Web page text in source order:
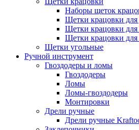
Наборы щеток
Щетки крацовки для
Щетки крацовки для
Щетки крацовки
Щетки угольные
Ручной инструмент
Гвоздодеры и ломы
Гвоздодеры
Ломы
Ломы-гвоздодеры
Монтировки
Дрели ручные
Дрели ручные